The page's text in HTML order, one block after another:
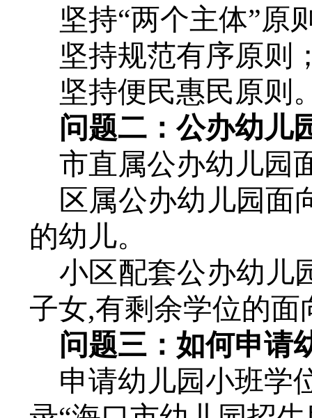
坚持“两个主体”原
坚持规范有序原则
坚持便民惠民原则
问题二：公办幼儿
市直属公办幼儿园
区属公办幼儿园面
的幼儿。
小区配套公办幼儿
子女,有剩余学位的面
问题三： 如何申请
申请幼儿园小班学